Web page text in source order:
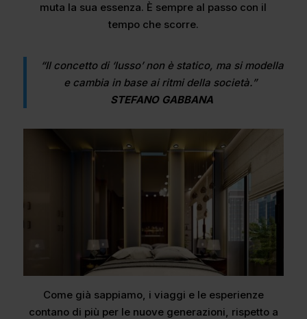
muta la sua essenza. È sempre al passo con il
tempo che scorre.
“Il concetto di ‘lusso’ non è statico, ma si modella
e cambia in base ai ritmi della società.”
STEFANO GABBANA
Come già sappiamo, i viaggi e le esperienze
contano di più per le nuove generazioni, rispetto a